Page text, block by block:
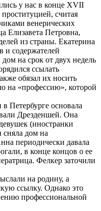
у нас в конце XVII
считая
венерических
Елизавета Петровна,
из страны. Екатерина
и содержателей
на срок от двух недель
ссылать
обязал их носить
на «профессию», которой
Петербурге основала
Дрезденшей. Она
(иностранки
сняла дом на
периодически давала
в конце концов о ее
Фелкер заточили
на родину, а
ссылку. Однако это
профессиональной